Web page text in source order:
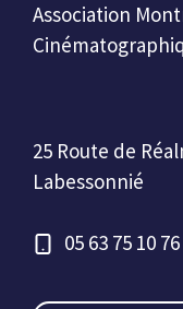
Association
25 Route de
Labessonnié
05 63 75 10 76